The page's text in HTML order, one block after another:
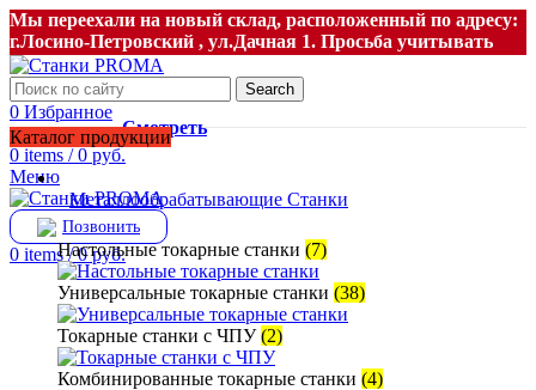
Мы переехали на новый склад, расположенный по адресу:
г.Лосино-Петровский , ул.Дачная 1. Просьба учитывать
данную информацию при планировании отгрузок !
Смотреть
Новый склад расположен по адресу: г.Лосино-Петровский ,
ул.Дачная 1.Смотреть
Search
0 Избранное
0 Сравнить
0 items / 0 руб.
Меню
Позвонить
0 items / 0руб.
Каталог продукции
Металлообрабатывающие Станки
Настольные токарные станки (7)
Универсальные токарные станки (38)
Токарные станки с ЧПУ(2)
Комбинированные токарные станки (4)